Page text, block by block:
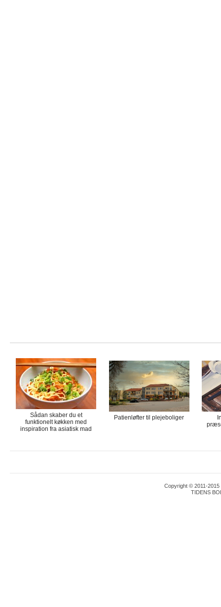
Sådan skaber du et
funktionelt køkken med
inspiration fra asiatisk mad
Patienløfter til plejeboliger
Copyright © 2011-2015
TIDENS